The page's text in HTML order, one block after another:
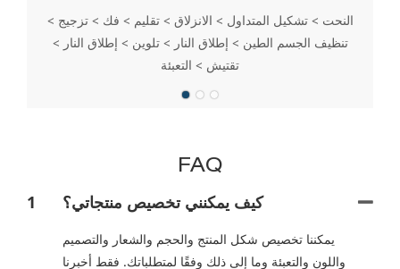
النحت > تشكيل المتداول > الانزلاق > تقليم > فك > تزجيج >
تنظيف الجسم الطين > إطلاق النار > تلوين > إطلاق النار >
تقتيش > التعبئة
FAQ
1 كيف يمكنني تخصيص منتجاتي؟
يمكننا تخصيص شكل المنتج والحجم والشعار والتصميم
واللون والتعبئة وما إلى ذلك وفقًا لمتطلباتك. فقط أخبرنا